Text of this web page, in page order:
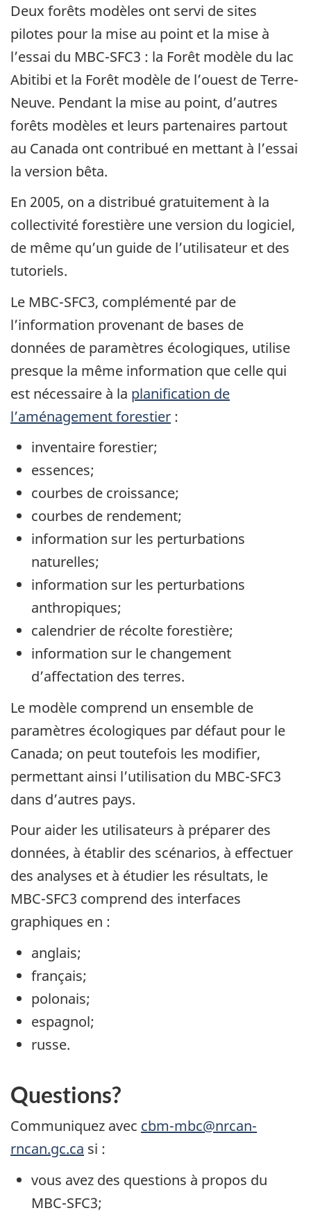
Deux forêts modèles ont servi de sites
pilotes pour la mise au point et la mise à
l’essai du MBC-SFC3 : la Forêt modèle du lac
Abitibi et la Forêt modèle de l’ouest de Terre-
Neuve. Pendant la mise au point, d’autres
forêts modèles et leurs partenaires partout
au Canada ont contribué en mettant à l’essai
la version bêta.
En 2005, on a distribué gratuitement à la
collectivité forestière une version du logiciel,
de même qu’un guide de l’utilisateur et des
tutoriels.
Le MBC-SFC3, complémenté par de
l’information provenant de bases de
données de paramètres écologiques, utilise
presque la même information que celle qui
est nécessaire à la planification de
l’aménagement forestier :
inventaire forestier;
essences;
courbes de croissance;
courbes de rendement;
information sur les perturbations
naturelles;
information sur les perturbations
anthropiques;
calendrier de récolte forestière;
information sur le changement
d’affectation des terres.
Le modèle comprend un ensemble de
paramètres écologiques par défaut pour le
Canada; on peut toutefois les modifier,
permettant ainsi l’utilisation du MBC-SFC3
dans d’autres pays.
Pour aider les utilisateurs à préparer des
données, à établir des scénarios, à effectuer
des analyses et à étudier les résultats, le
MBC-SFC3 comprend des interfaces
graphiques en :
anglais;
français;
polonais;
espagnol;
russe.
Questions?
Communiquez avec cbm-mbc@nrcan-
rncan.gc.ca si :
vous avez des questions à propos du
MBC-SFC3;